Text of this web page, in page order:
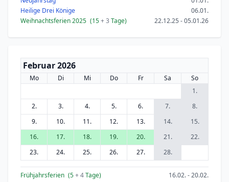
Heilige Drei Könige
06.01.
Weihnachtsferien 2025 (15+ 3 Tage) 22.12.25 - 05.01.26
Februar 2026
Mo Di Mi Do Fr Sa
So
1.
2.
3. 4. 5. 6. 7.
8.
9.
10. 11. 12. 13. 14.
15.
16.
17. 18. 19. 20. 21.
22.
23.
24. 25. 26. 27. 28.
Frühjahrsferien (5+ 4Tage) 16.02. - 20.02.